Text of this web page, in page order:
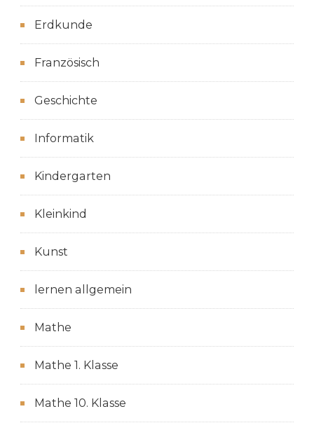
Erdkunde
Französisch
Geschichte
Informatik
Kindergarten
Kleinkind
Kunst
lernen allgemein
Mathe
Mathe 1. Klasse
Mathe 10. Klasse